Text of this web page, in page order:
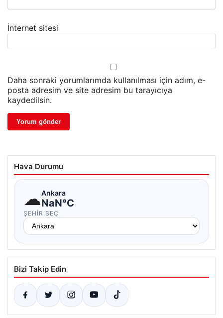
İnternet sitesi
Daha sonraki yorumlarımda kullanılması için adım, e-
posta adresim ve site adresim bu tarayıcıya
kaydedilsin.
Hava Durumu
☁Ankara
NaN°C
ŞEHIR SEÇ
Bizi Takip Edin